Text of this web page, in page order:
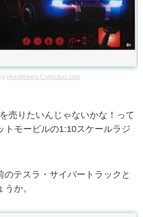
Hot Wheels Collectors.com
売りたいんじゃないかな！って
トモービルの1:10スケールラジ
のテスラ・サイバートラックと
か。